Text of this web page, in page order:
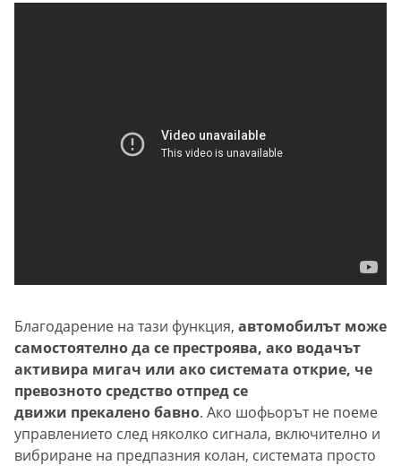
Благодарение на тази функция, автомобилът може
самостоятелно да се престроява, ако водачът
активира мигач или ако системата открие, че
превозното средство отпред се
движи прекалено бавно. Ако шофьорът не поеме
управлението след няколко сигнала, включително и
вибриране на предпазния колан, системата просто